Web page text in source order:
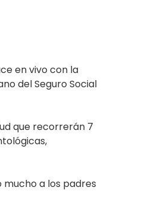
en vivo con la
del Seguro Social
que recorrerán 7
mucho a los padres